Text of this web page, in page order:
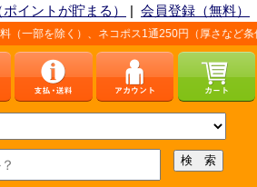
イントが貯まる） | 会員登録（無料）
ネコポス1通250円（厚さなど条件あり）。詳し